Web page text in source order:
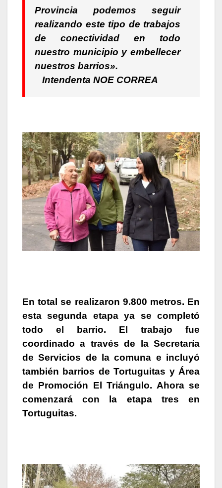
Provincia podemos seguir
realizando este tipo de trabajos
de conectividad en todo
nuestro municipio y embellecer
nuestros barrios».
Intendenta NOE CORREA
En total se realizaron 9.800 metros. En
esta segunda etapa ya se completó
todo el barrio. El trabajo fue
coordinado a través de la Secretaría
de Servicios de la comuna e incluyó
también barrios de Tortuguitas y Área
de Promoción El Triángulo. Ahorase
comenzará con la etapa tres en
Tortuguitas.